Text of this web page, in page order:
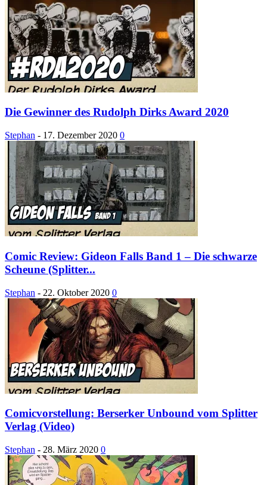
Die Gewinner des Rudolph Dirks Award 2020
Stephan - 17. Dezember 2020 0
Comic Review: Gideon Falls Band 1 – Die schwarze
Scheune (Splitter...
Stephan - 22. Oktober 2020 0
Comicvorstellung: Berserker Unbound vom Splitter
Verlag (Video)
Stephan - 28. März 2020 0